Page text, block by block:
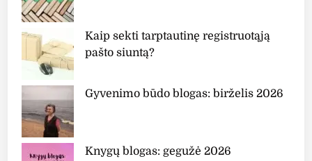
Kaip sekti tarptautinę registruotąją
pašto siuntą?
Gyvenimo būdo blogas: birželis 2026
Knygų blogas: gegužė 2026